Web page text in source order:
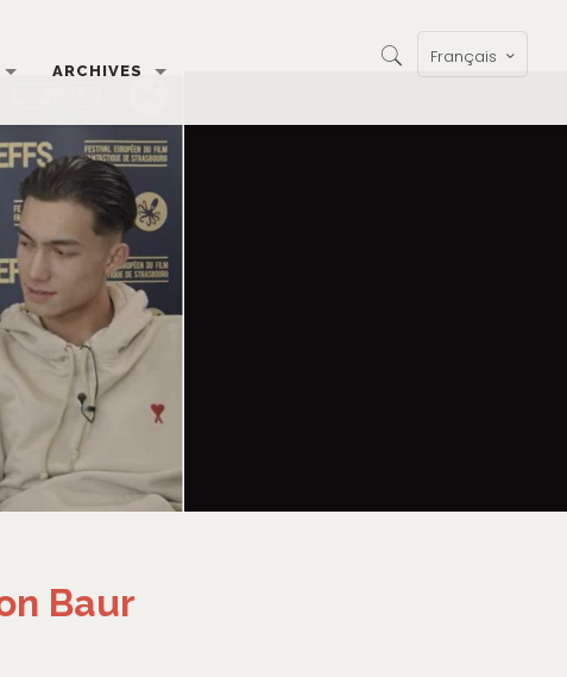
ARCHIVES
Français
Baur